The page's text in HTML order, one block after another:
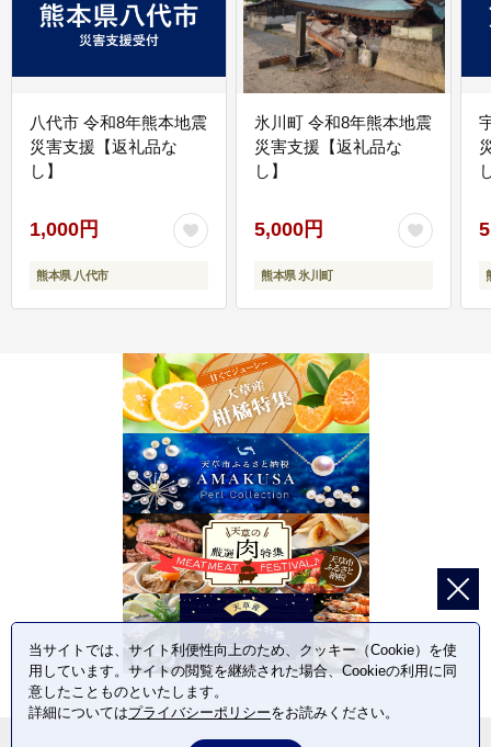
八代市 令和8年熊本地震
災害支援【返礼品な
し】
1,000円
熊本県 八代市
氷川町 令和8年熊本地震
災害支援【返礼品な
し】
5,000円
熊本県 氷川町
当サイトでは、サイト利便性向上のため、クッキー（Cookie）を使
用しています。サイトの閲覧を継続された場合、Cookieの利用に同
意したことものといたします。
詳細についてはプライバシーポリシーをお読みください。